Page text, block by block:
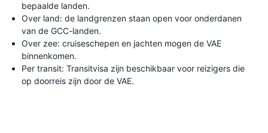
bepaalde landen.
Over land: de landgrenzen staan ​​open voor onderdanen
van de GCC-landen.
Over zee: cruiseschepen en jachten mogen de VAE
binnenkomen.
Per transit: Transitvisa zijn beschikbaar voor reizigers die
op doorreis zijn door de VAE.